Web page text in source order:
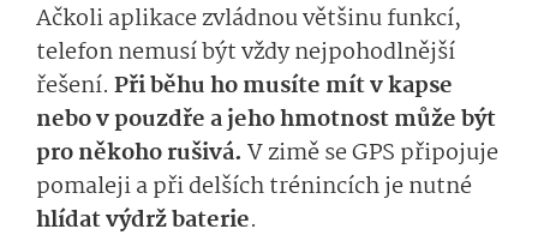
Ačkoli aplikace zvládnou většinu funkcí,
telefon nemusí být vždy nejpohodlnější
řešení. Při běhu ho musíte mít v kapse
nebo v pouzdře a jeho hmotnost může být
pro někoho rušivá. V zimě se GPS připojuje
pomaleji a při delších trénincích je nutné
hlídat výdrž baterie.